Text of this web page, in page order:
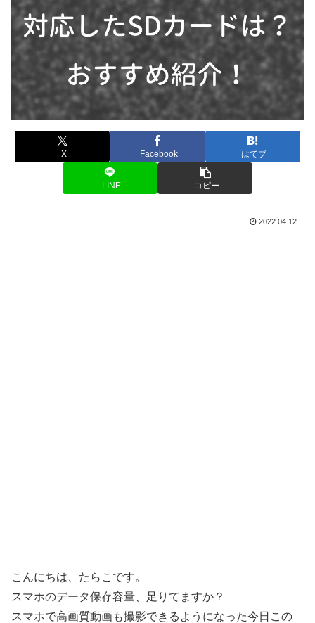
X Facebook はてブ
LINE コピー
2022.04.12
こんにちは、たらこです。
スマホのデータ保存容量、足りてますか？
スマホで高画質動画も撮影できるようになった今日この